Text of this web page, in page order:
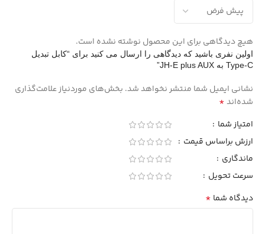
هیچ دیدگاهی برای این محصول نوشته نشده است.
اولین نفری باشید که دیدگاهی را ارسال می کنید برای “کابل تبدیل
Type-C به JH-E plus AUX”
نشانی ایمیل شما منتشر نخواهد شد. بخش‌های موردنیاز علامت‌گذاری
شده‌اند*
امتیاز شما
ارزش براساس قیمت
ماندگاری
سرعت تحویل
دیدگاه شما *